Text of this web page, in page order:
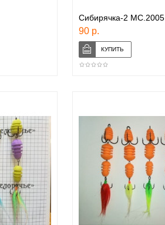
Сибирячка-2 МС.2005
90 р.